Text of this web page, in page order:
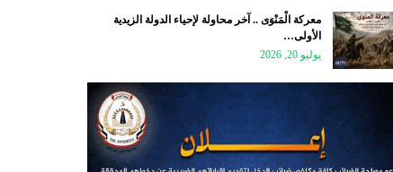
معركة الْمَنْوَى .. آخر محاولة لإحياء الدولة الزيدية
الأولى…
يوليو 20, 2026